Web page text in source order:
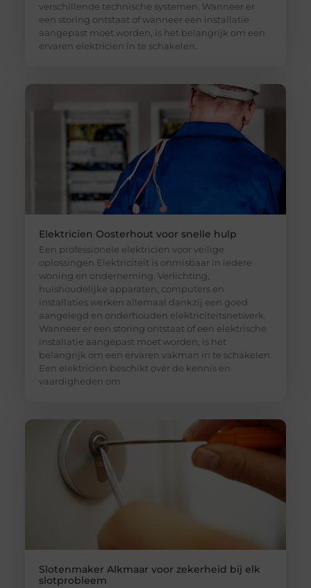
verschillende technische systemen. Wanneer er
een storing ontstaat of wanneer een installatie
aangepast moet worden, is het belangrijk om een
ervaren elektricien in te schakelen.
Elektricien Oosterhout voor snelle hulp
Een professionele elektricien voor veilige
oplossingen Elektriciteit is onmisbaar in iedere
woning en onderneming. Verlichting,
huishoudelijke apparaten, computers en
installaties werken allemaal dankzij een goed
aangelegd en onderhouden elektriciteitsnetwerk.
Wanneer er een storing ontstaat of een elektrische
installatie aangepast moet worden, is het
belangrijk om een ervaren vakman in te schakelen.
Een elektricien beschikt over de kennis en
vaardigheden om
Slotenmaker Alkmaar voor zekerheid bij elk
slotprobleem